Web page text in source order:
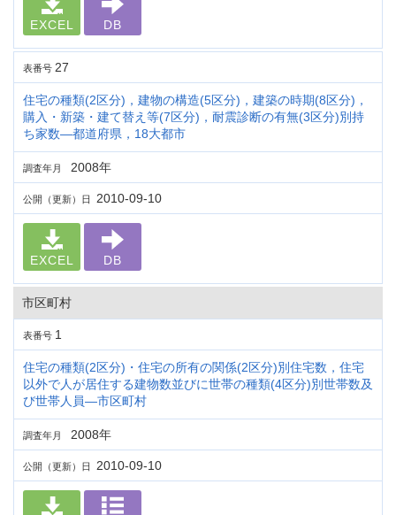
EXCEL DB
表番号 27
住宅の種類(2区分)，建物の構造(5区分)，建築の時期(8区分)，
購入・新築・建て替え等(7区分)，耐震診断の有無(3区分)別持
ち家数―都道府県，18大都市
調査年月 2008年
公開（更新）日 2010-09-10
EXCEL DB
市区町村
表番号 1
住宅の種類(2区分)・住宅の所有の関係(2区分)別住宅数，住宅
以外で人が居住する建物数並びに世帯の種類(4区分)別世帯数及
び世帯人員―市区町村
調査年月 2008年
公開（更新）日 2010-09-10